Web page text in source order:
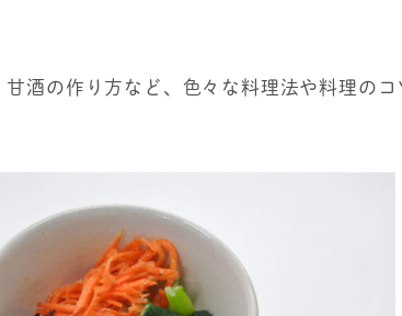
酒の作り方など、色々な料理法や料理の